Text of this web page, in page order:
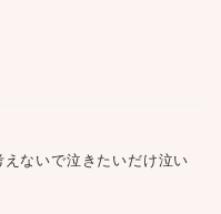
ないで泣きたいだけ泣い